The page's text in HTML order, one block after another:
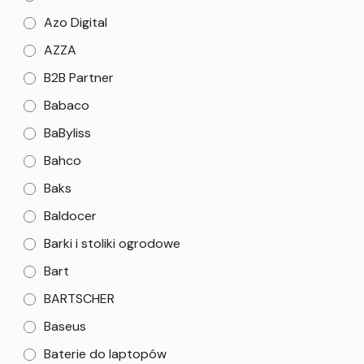
Azo Digital
AZZA
B2B Partner
Babaco
BaByliss
Bahco
Baks
Baldocer
Barki i stoliki ogrodowe
Bart
BARTSCHER
Baseus
Baterie do laptopów